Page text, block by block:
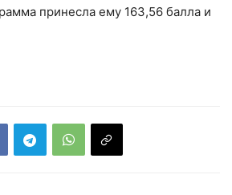
принесла ему 163,56 балла и